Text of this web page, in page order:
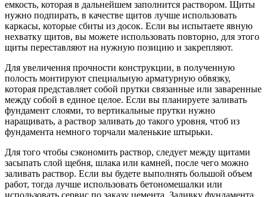
емкость, которая в дальнейшем заполнится раствором. Щиты
нужно подпирать, в качестве щитов лучше использовать
каркасы, которые сбиты из досок. Если вы испытаете явную
нехватку щитов, вы можете использовать повторно, для этого
щиты переставляют на нужную позицию и закрепляют.
Для увеличения прочности конструкции, в полученную
полость монтируют специальную арматурную обвязку,
которая представляет собой прутки связанные или заваренные
между собой в единое целое. Если вы планируете заливать
фундамент слоями, то вертикальные прутки нужно
наращивать, а раствор заливать до такого уровня, чтоб из
фундамента немного торчали маленькие штырьки.
Для того чтобы сэкономить раствор, следует между щитами
засыпать слой щебня, шлака или камней, после чего можно
заливать раствор. Если вы будете выполнять большой объем
работ, тогда лучше использовать бетономешалки или
использовать сервис по заказу цемента. Заливку фундамента